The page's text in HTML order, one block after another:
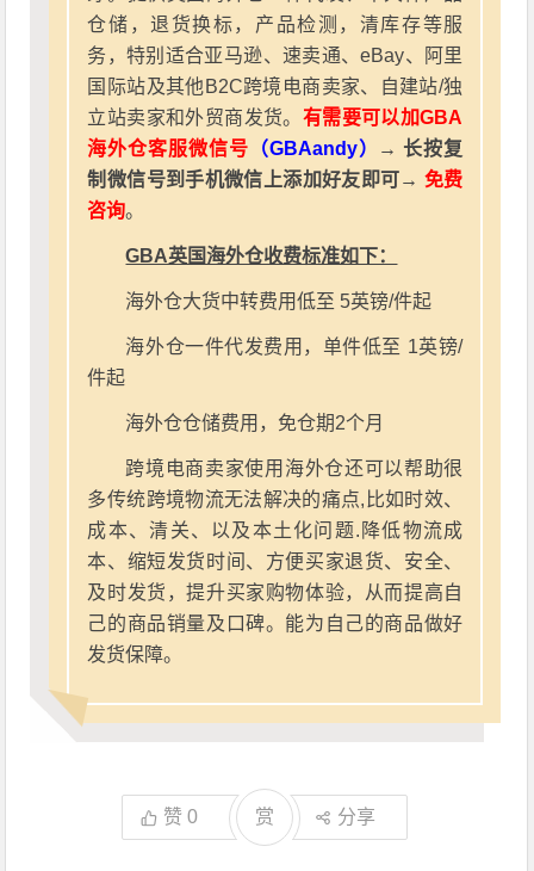
仓储，退货换标，产品检测，清库存等服
务，特别适合亚马逊、速卖通、eBay、阿里
国际站及其他B2C跨境电商卖家、自建站/独
立站卖家和外贸商发货。 有需要可以加GBA
海外仓客服微信号 （GBAandy）
→ 长按复
制微信号到手机微信上添加好友即可→ 免费
咨询。
GBA英国海外仓收费标准如下：
海外仓大货中转费用低至 5英镑/件起
海外仓一件代发费用，单件低至 1英镑/
件起
海外仓仓储费用，免仓期2个月
跨境电商卖家使用海外仓还可以帮助很
多传统跨境物流无法解决的痛点,比如时效、
成本、清关、以及本土化问题.降低物流成
本、缩短发货时间、方便买家退货、安全、
及时发货，提升买家购物体验，从而提高自
己的商品销量及口碑。能为自己的商品做好
发货保障。
赞0 赏 分享